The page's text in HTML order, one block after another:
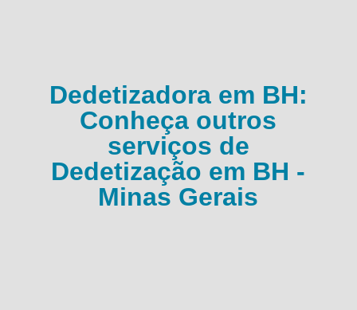
Dedetizadora em BH:
Conheça outros
serviços de
Dedetização em BH -
Minas Gerais